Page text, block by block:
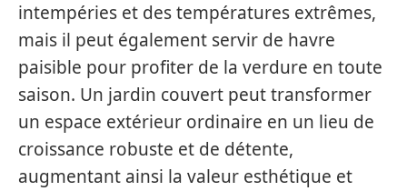
intempéries et des températures extrêmes,
mais il peut également servir de havre
paisible pour profiter de la verdure en toute
saison. Un jardin couvert peut transformer
un espace extérieur ordinaire en un lieu de
croissance robuste et de détente,
augmentant ainsi la valeur esthétique et